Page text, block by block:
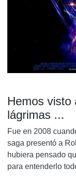
Hemos visto
lágrimas ...
Fue en 2008
saga presentó a
hubiera pensado
para entenderlo